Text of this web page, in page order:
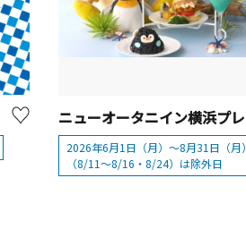
2026年6月1日（月）～8月31日（月）
（8/11～8/16・8/24）は除外日